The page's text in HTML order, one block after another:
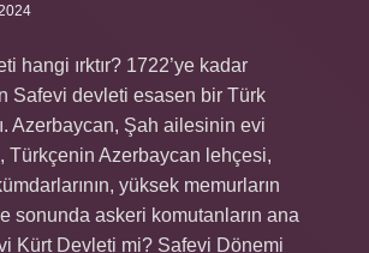
hangi ırktır? 1722’ye kadar
Safevi devleti esasen bir Türk
Azerbaycan, Şah ailesinin evi
Türkçenin Azerbaycan lehçesi,
yüksek memurların
sonunda askeri komutanların ana
Kürt Devleti mi? Safevi Dönemi